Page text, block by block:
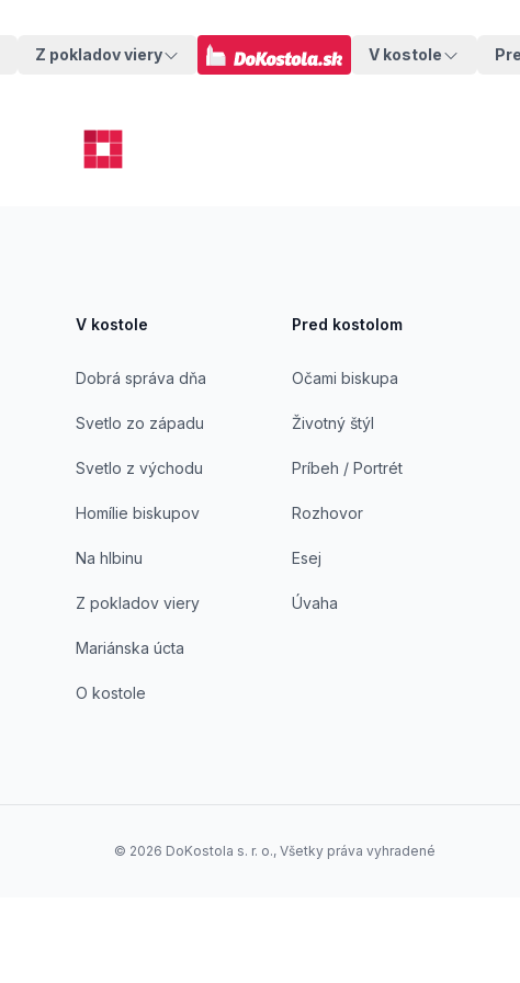
Z pokladov viery V kostole
V kostole
Dobrá správa dňa
Svetlo zo západu
Svetlo z východu
Homílie biskupov
Na hlbinu
Z pokladov viery
Mariánska úcta
O kostole
Pred kostolom
Očami biskupa
Životný štýl
Príbeh / Portrét
Rozhovor
Esej
Úvaha
© 2026 DoKostola s. r. o., Všetky práva vyhradené